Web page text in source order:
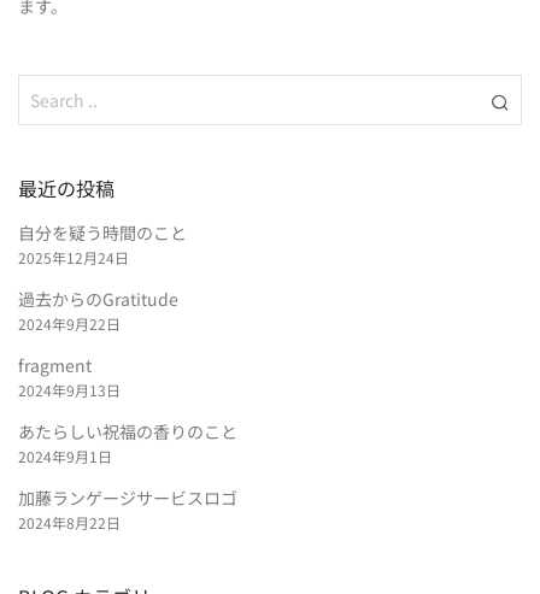
ます。
最近の投稿
自分を疑う時間のこと
2025年12月24日
過去からのGratitude
2024年9月22日
fragment
2024年9月13日
あたらしい祝福の香りのこと
2024年9月1日
加藤ランゲージサービスロゴ
2024年8月22日